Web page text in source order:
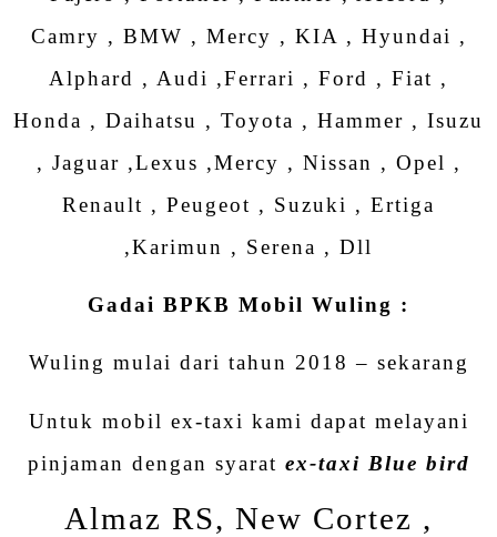
Camry , BMW , Mercy , KIA , Hyundai ,
Alphard , Audi ,Ferrari , Ford , Fiat ,
Honda , Daihatsu , Toyota , Hammer , Isuzu
, Jaguar ,Lexus ,Mercy , Nissan , Opel ,
Renault , Peugeot , Suzuki , Ertiga
,Karimun , Serena , Dll
Gadai BPKB Mobil Wuling :
Wuling mulai dari tahun 2018 – sekarang
Untuk mobil ex-taxi kami dapat melayani
pinjaman dengan syarat ex-taxi Blue bird
Almaz RS, New Cortez ,